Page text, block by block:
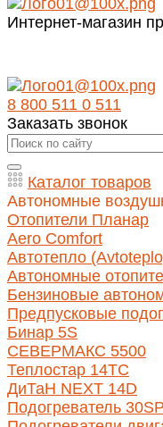
Интернет-магазин
8 800 511 0 511
Заказать звонок
Каталог товаров
Автономные
Отопители Планар
Aero Comfort
Автотепло
Автономные
Бензиновые
Предпусковые
Бинар 5S
СЕВЕРМАКС 5500
Теплостар 14ТС
ДиТаН NEXT 14D
Подогреватель